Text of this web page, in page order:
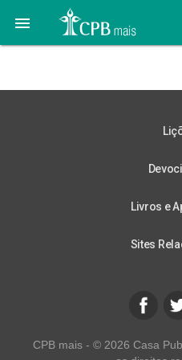

Livros e
Sites
CPB mais - © 2026 Casa